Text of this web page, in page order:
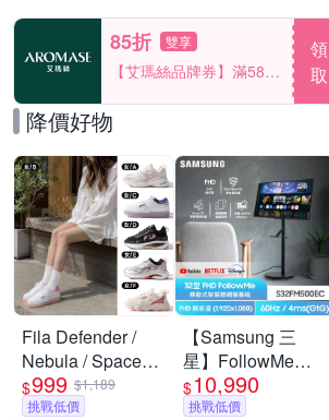
85折 雙享
【艾瑪絲品牌券】滿580
享85折！
領
取
降價好物
Fila Defender /
Nebula / Space
Capsule 男女鞋 慢
跑鞋 運動 休閒 舒
$999 $1,189
挑戰低價
【Samsung 三
星】FollowMe移
動式4K AI 智慧聯
網螢幕組
$10,990
挑戰低價